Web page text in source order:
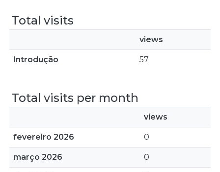
Total visits
views
Introdução 57
Total visits per month
views
fevereiro 2026 0
março 2026 0